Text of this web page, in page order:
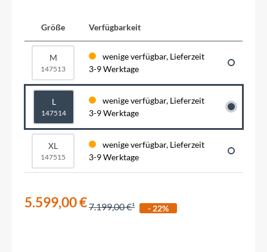
Größe Verfügbarkeit
M
147513
wenige verfügbar, Lieferzeit
3-9 Werktage
L
147514
wenige verfügbar, Lieferzeit
3-9 Werktage
XL
147515
wenige verfügbar, Lieferzeit
3-9 Werktage
5.599,00 €7.199,00 € - 22%